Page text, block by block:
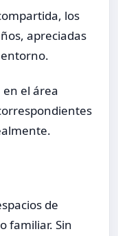
los
apreciadas
el área
de
familiar. Sin